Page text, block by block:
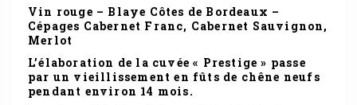
Vin rouge – Blaye Côtes de Bordeaux –
Cépages Cabernet Franc, Cabernet Sauvignon,
Merlot
L’élaboration de la cuvée « Prestige » passe
par un vieillissement en fûts de chêne neufs
pendant environ 14 mois.